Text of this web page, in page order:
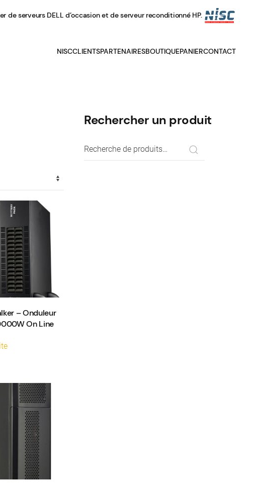
de serveurs DELL d’occasion et de serveur reconditionné HP.
NISCCLIENTSPARTENAIRESBOUTIQUEPANIERCONTACT
– Onduleur
On Line
Rechercher un produit
Recherche